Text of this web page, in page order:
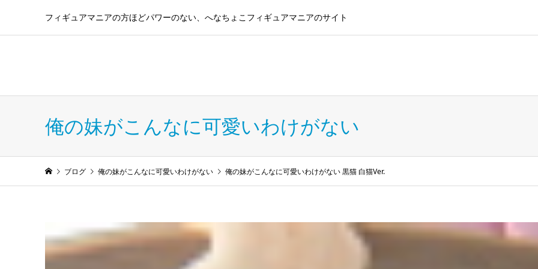
フィギュアマニアの方ほどパワーのない、へなちょこフィギュアマニアのサイト
俺の妹がこんなに可愛いわけがない
ブログ 俺の妹がこんなに可愛いわけがない 俺の妹がこんなに可愛いわけがない 黒猫 白猫Ver.